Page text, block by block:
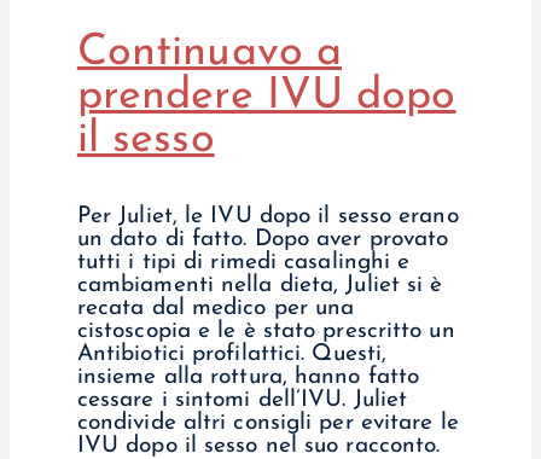
Continuavo a
prendere IVU dopo
il sesso
Per Juliet, le IVU dopo il sesso erano
un dato di fatto. Dopo aver provato
tutti i tipi di rimedi casalinghi e
cambiamenti nella dieta, Juliet si è
recata dal medico per una
cistoscopia e le è stato prescritto un
Antibiotici profilattici. Questi,
insieme alla rottura, hanno fatto
cessare i sintomi dell’IVU. Juliet
condivide altri consigli per evitare le
IVU dopo il sesso nel suo racconto.